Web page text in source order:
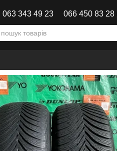
063 343 49 23 066 450 83 28